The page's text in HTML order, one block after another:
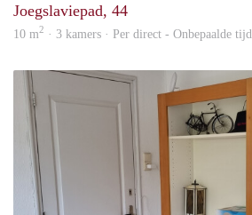
Joegslaviepad, 44
10 m2 · 3 kamers · Per direct - Onbepaalde tijd